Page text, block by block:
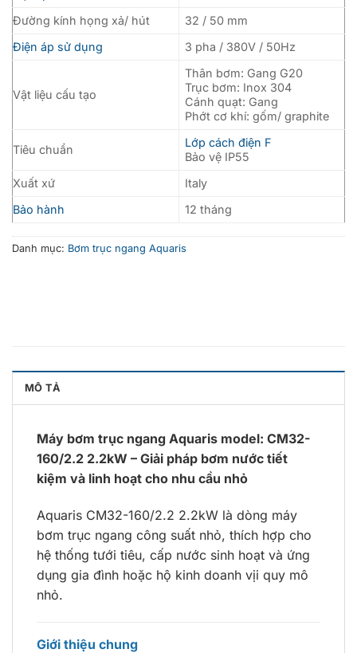
Đường kính họng xả/ hút
32 / 50 mm
Điện áp sử dụng
3 pha / 380V / 50Hz
Vật liệu cấu tạo
Thân bơm: Gang G20
Trục bơm: Inox 304
Cánh quạt: Gang
Phớt cơ khí: gốm/ graphite
Tiêu chuẩn
Lớp cách điện F
Bảo vệ IP55
Xuất xứ
Italy
Bảo hành
12 tháng
Danh mục: Bơm trục ngang Aquaris
MÔ TẢ
Máy bơm trục ngang Aquaris model: CM32-
160/2.2 2.2kW – Giải pháp bơm nước tiết
kiệm và linh hoạt cho nhu cầu nhỏ
Aquaris CM32-160/2.2 2.2kW là dòng máy
bơm trục ngang công suất nhỏ, thích hợp cho
hệ thống tưới tiêu, cấp nước sinh hoạt và ứng
dụng gia đình hoặc hộ kinh doanh vịi quy mô
nhỏ.
Giới thiệu chung